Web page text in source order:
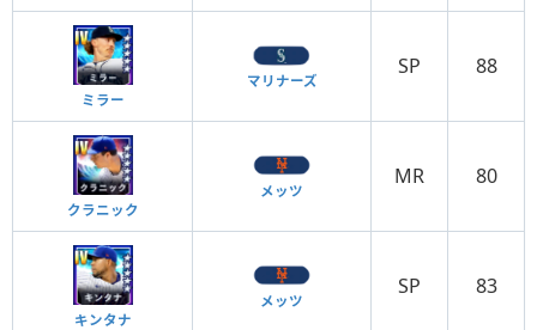
ミラー
マリナーズ
SP 88
クラニック
メッツ
MR 80
キンタナ
メッツ
SP 83